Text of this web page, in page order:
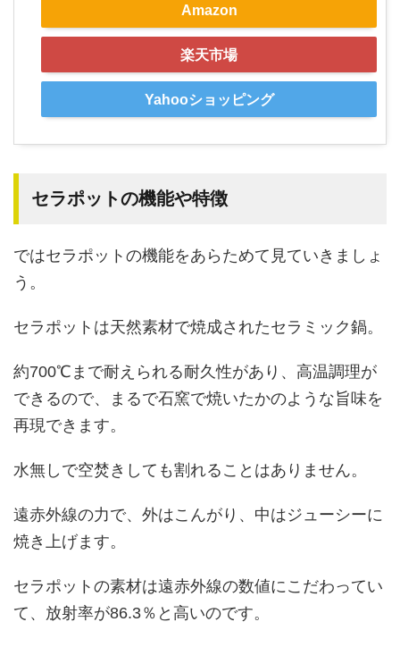
Amazon
楽天市場
Yahooショッピング
セラポットの機能や特徴
ではセラポットの機能をあらためて見ていきましょ
う。
セラポットは天然素材で焼成されたセラミック鍋。
約700℃まで耐えられる耐久性があり、高温調理が
できるので、まるで石窯で焼いたかのような旨味を
再現できます。
水無しで空焚きしても割れることはありません。
遠赤外線の力で、外はこんがり、中はジューシーに
焼き上げます。
セラポットの素材は遠赤外線の数値にこだわってい
て、放射率が86.3％と高いのです。